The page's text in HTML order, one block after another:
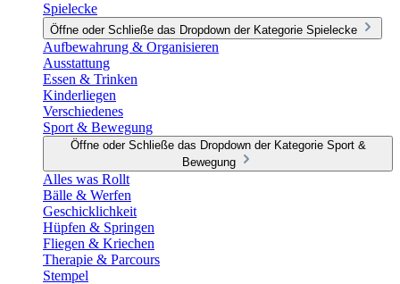
Spielecke
Öffne oder Schließe das Dropdown der Kategorie Spielecke
Aufbewahrung & Organisieren
Ausstattung
Essen & Trinken
Kinderliegen
Verschiedenes
Sport & Bewegung
Öffne oder Schließe das Dropdown der Kategorie Sport &
Bewegung
Alles was Rollt
Bälle & Werfen
Geschicklichkeit
Hüpfen & Springen
Fliegen & Kriechen
Therapie & Parcours
Stempel